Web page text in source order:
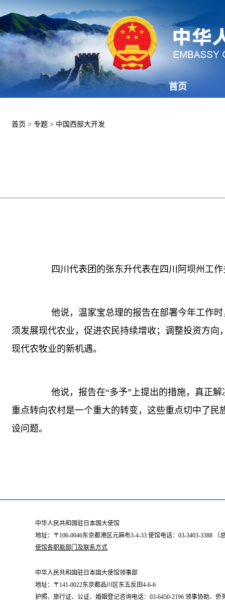
首页
首页 > 专题 > 中国西部大开发
四川代表团的张东升代表在四川阿坝州工作
他说，温家宝总理的报告在部署今年工作时
须发展现代农业，促进农民持续增收；调整投资方
现代农牧业的新机遇。
他说，报告在“多予”上提出的措施，真正解
重点转向农村是一个重大的转变，这些重点切中了
设问题。
中华人民共和国驻日本国大使馆
地址：〒106-0046东京都港区元麻布3-4-33 使馆电话：03-3403-3388 （
使馆各职能部门及联系方式
中华人民共和国驻日本国大使馆领事部
地址：〒141-0022东京都品川区东五反田4-6-6
护照、旅行证、公证、婚姻登记咨询电话：03-6450-2196 领事协助、侨